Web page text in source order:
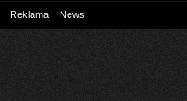
Reklama News